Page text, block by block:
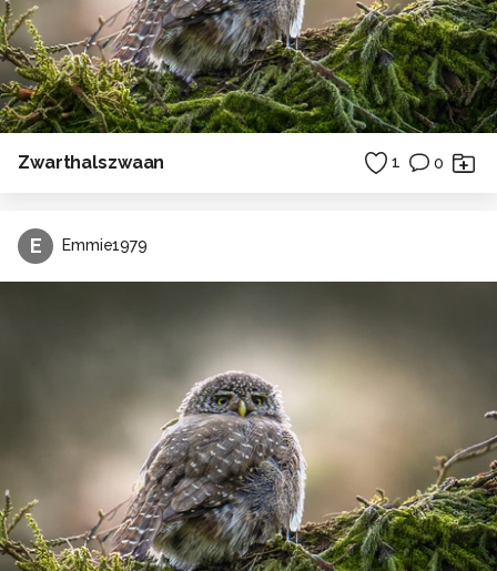
Zwarthalszwaan 1 0
E Emmie1979